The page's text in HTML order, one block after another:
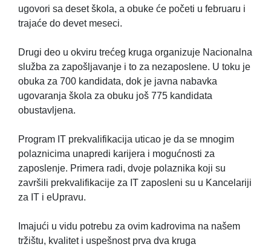
ugovori sa deset škola, a obuke će početi u februaru i
trajaće do devet meseci.
Drugi deo u okviru trećeg kruga organizuje Nacionalna
služba za zapošljavanje i to za nezaposlene. U toku je
obuka za 700 kandidata, dok je javna nabavka
ugovaranja škola za obuku još 775 kandidata
obustavljena.
Program IT prekvalifikacija uticao je da se mnogim
polaznicima unapredi karijera i mogućnosti za
zaposlenje. Primera radi, dvoje polaznika koji su
završili prekvalifikacije za IT zaposleni su u Kancelariji
za IT i eUpravu.
Imajući u vidu potrebu za ovim kadrovima na našem
tržištu, kvalitet i uspešnost prva dva kruga